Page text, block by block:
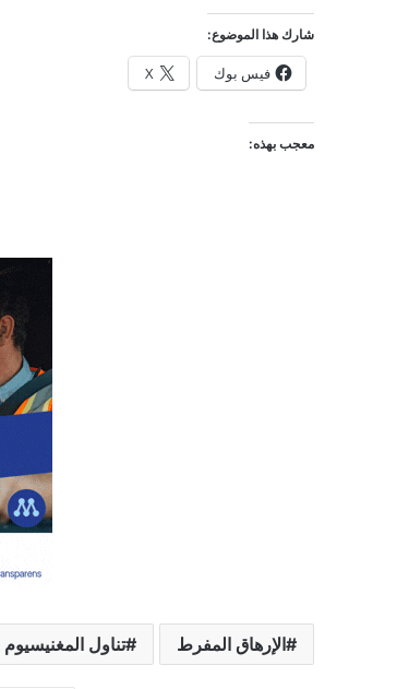
شارك هذا الموضوع:
فيس بوك X
معجب بهذه:
الإرهاق المفرط تناول المغنيسيوم